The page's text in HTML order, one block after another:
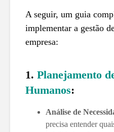
A seguir, um guia
implementar a gestão
empresa:
1. Planejamento
Humanos:
Análise de
precisa entender